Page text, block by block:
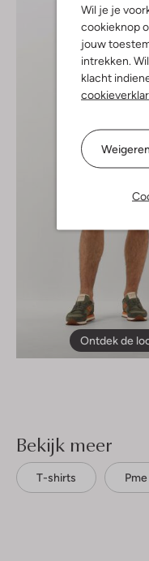
Wil je je
cookieknop
jouw
intrekken.
klacht
Weigeren
Ontdek de
Bekijk meer
T-shirts